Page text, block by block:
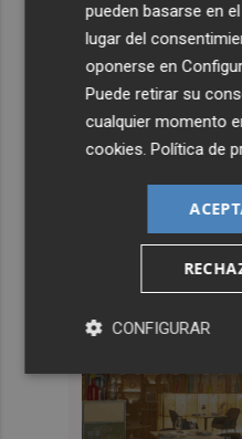
pueden basarse en
lugar del
oponerse en
Puede retirar su
cualquier momento
cookies.Política de
CONFIGURAR